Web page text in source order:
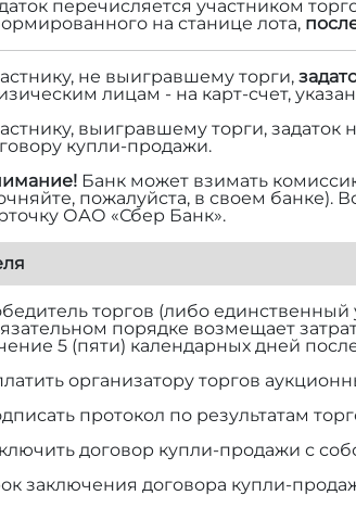
перечисляется участником
на станице лота,
не выигравшему торги,
лицам - на карт-счет,
выигравшему торги, задаток
купли-продажи.
Банк может взимать
пожалуйста, в своем банке).
ОАО «Сбер Банк».
торгов (либо единственный
порядке возмещает
5 (пяти) календарных дней
организатору торгов
протокол по результатам
договор купли-продажи с
заключения договора купли-